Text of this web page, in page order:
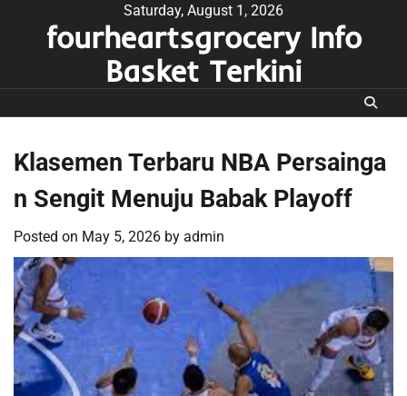
Saturday, August 1, 2026
fourheartsgrocery Info
Basket Terkini
Klasemen Terbaru NBA Persainga
n Sengit Menuju Babak Playoff
Posted on May 5, 2026 by admin